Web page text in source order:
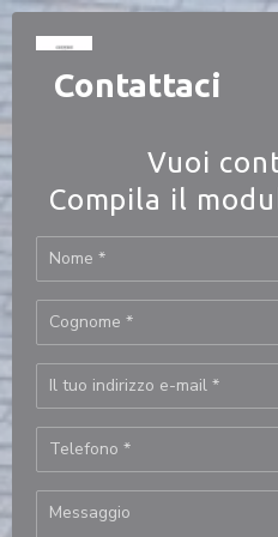
Personalizzazione delle tue
Contattaci
Vuoi
Compila il